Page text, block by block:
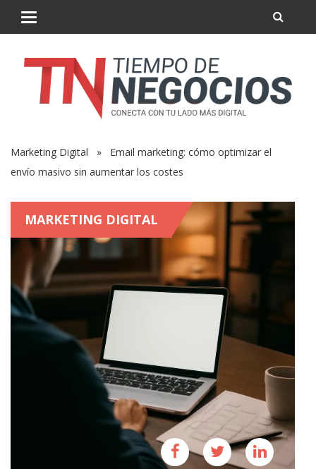
Marketing Digital » Email marketing: cómo optimizar el
envío masivo sin aumentar los costes
MARKETING DIGITAL